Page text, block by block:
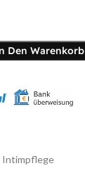
Den Warenkorb
Intimpflege